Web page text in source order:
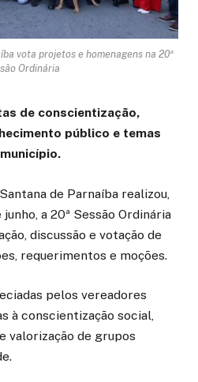
vota projetos e homenagens na 20ª
Ordinária
de conscientização,
público e temas
de Parnaíba realizou,
a 20ª Sessão Ordinária
discussão e votação de
requerimentos e moções.
pelos vereadores
à conscientização social,
valorização de grupos